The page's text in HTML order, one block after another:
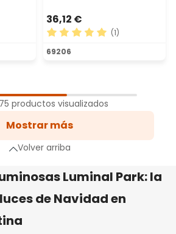
36,12 €
Calificación promedio de
(1)
69206
productos visualizados
Mostrar más
Volver arriba
Luminal Park: la
de Navidad en